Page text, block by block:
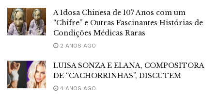
A Idosa Chinesa de 107 Anos com um
“Chifre” e Outras Fascinantes Histórias de
Condições Médicas Raras
2 ANOS AGO
LUISA SONZA E ELANA, COMPOSITORA
DE “CACHORRINHAS”, DISCUTEM
4 ANOS AGO